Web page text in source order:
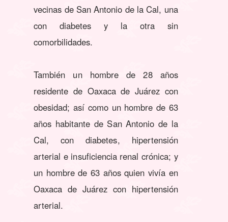
vecinas de San Antonio de la Cal, una
con diabetes y la otra sin
comorbilidades.
También un hombre de 28 años
residente de Oaxaca de Juárez con
obesidad; así como un hombre de 63
años habitante de San Antonio de la
Cal, con diabetes, hipertensión
arterial e insuficiencia renal crónica; y
un hombre de 63 años quien vivía en
Oaxaca de Juárez con hipertensión
arterial.